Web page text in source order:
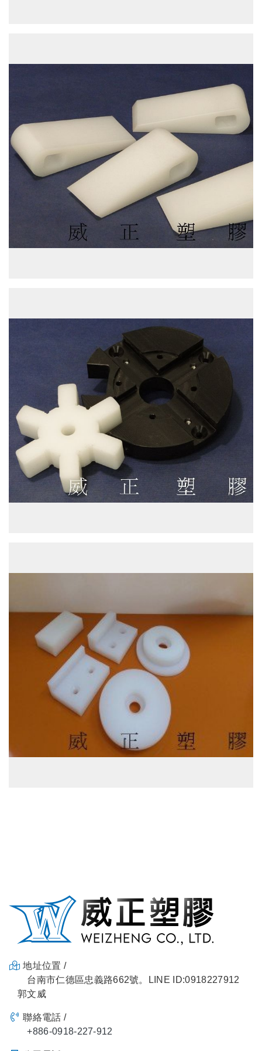
地址位置 /
台南市仁德區忠義路662號。LINE ID:0918227912
郭文威
聯絡電話 /
+886-0918-227-912